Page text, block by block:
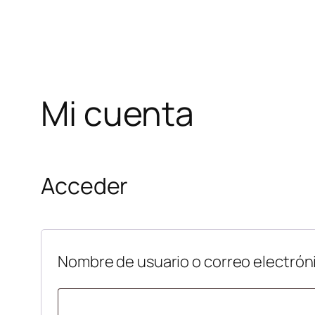
Mi cuenta
Acceder
Nombre de usuario o correo